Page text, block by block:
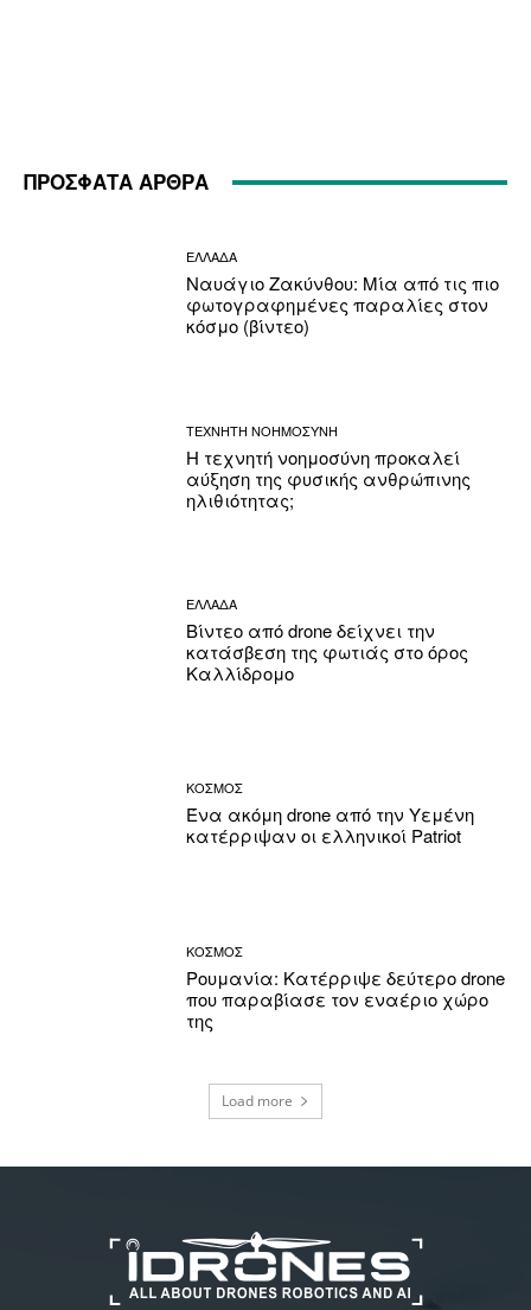
ΠΡΟΣΦΑΤΑ ΑΡΘΡΑ
ΕΛΛΑΔΑ
Ναυάγιο Ζακύνθου: Μία από τις πιο
φωτογραφημένες παραλίες στον
κόσμο (βίντεο)
ΤΕΧΝΗΤΗ ΝΟΗΜΟΣΥΝΗ
Η τεχνητή νοημοσύνη προκαλεί
αύξηση της φυσικής ανθρώπινης
ηλιθιότητας;
ΕΛΛΑΔΑ
Βίντεο από drone δείχνει την
κατάσβεση της φωτιάς στο όρος
Καλλίδρομο
ΚΟΣΜΟΣ
Ένα ακόμη drone από την Υεμένη
κατέρριψαν οι ελληνικοί Patriot
ΚΟΣΜΟΣ
Ρουμανία: Κατέρριψε δεύτερο drone
που παραβίασε τον εναέριο χώρο
της
Load more